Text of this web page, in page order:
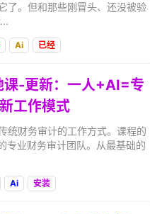
了。但和那些刚冒头、还没被验
Ai 已经
-更新：一人+AI=专
工作模式
统财务审计的工作方式。课程的
业财务审计团队。从最基础的
Ai 安装